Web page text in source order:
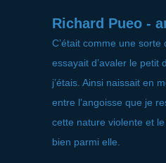
Richard Pueo -
C’était comme une
essayait d’avaler le petit
j’étais. Ainsi naissait en
entre l’angoisse que je
cette nature violente et
bien parmi elle.